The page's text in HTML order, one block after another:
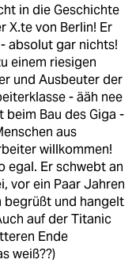
in die Geschichte
X.te von Berlin! Er
absolut gar nichts!
einem riesigen
und Ausbeuter der
- ääh nee
beim Bau des Giga -
aus
willkommen!
egal. Er schwebt an
vor ein Paar Jahren
begrüßt und hangelt
auf der Titanic
Ende
weiß??)